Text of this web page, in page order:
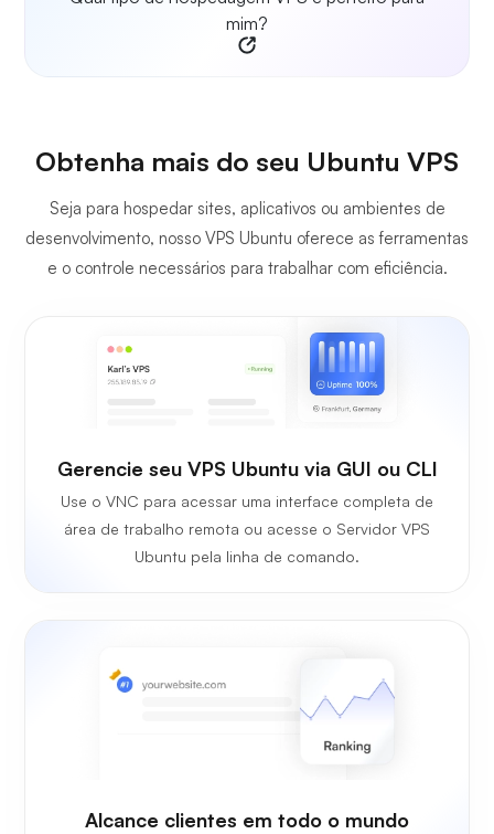
mim?
Obtenha mais do seu Ubuntu VPS
Seja para hospedar sites, aplicativos ou ambientes de
desenvolvimento, nosso VPS Ubuntu oferece as ferramentas
e o controle necessários para trabalhar com eficiência.
Gerencie seu VPS Ubuntu via GUI ou CLI
Use o VNC para acessar uma interface completa de
área de trabalho remota ou acesse o Servidor VPS
Ubuntu pela linha de comando.
Alcance clientes em todo o mundo